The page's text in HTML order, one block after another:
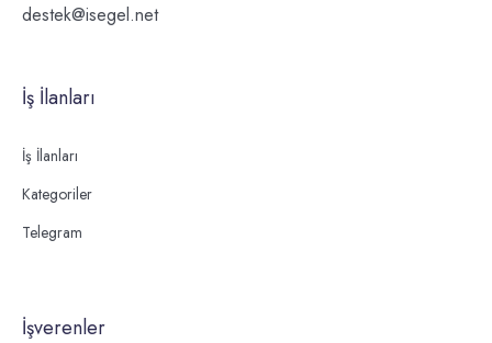
destek@isegel.net
İş İlanları
İş İlanları
Kategoriler
Telegram
İşverenler